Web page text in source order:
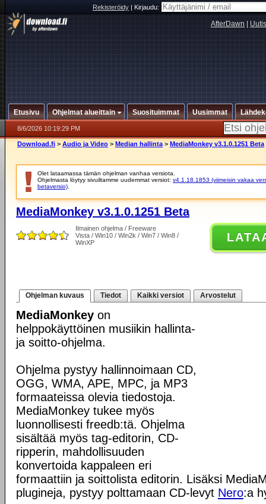
Rekisteröidy|Kirjaudu:
AfterDawn
Etusivu Ohjelmat alueittain Suosituimmat Uusimmat
8/6/2026 10:19:29 PM
Download.fi > Audio ja Video > Median hallinta > MediaMonkey v3.1.0.1251 Beta
Olet lataamassa tämän ohjelman vanhaa versiota.
Ohjelmasta löytyy sivuiltamme uudemmat versiot: v4.1.18.1853 (viimeisin vakaa
betaversio)
MediaMonkey v3.1.0.1251 Beta
Ilmainen ohjelma / Freeware
Vista / Win10 / Win2k / Win7 / Win8 /
WinXP
Ohjelman kuvaus Tiedot Kaikki versiot Arvostelut
MediaMonkey on
helppokäyttöinen musiikin hallinta-
ja soitto-ohjelma.
Ohjelma pystyy hallinnoimaan CD,
OGG, WMA, APE, MPC, ja MP3
formaateissa olevia tiedostoja.
MediaMonkey tukee myös
luonnollisesti freedb:tä. Ohjelma
sisältää myös tag-editorin, CD-
ripperin, mahdollisuuden
konvertoida kappaleen eri
formaattiin ja soittolista editorin. Lisäksi
plugineja, pystyy polttamaan CD-levyt Nero:a